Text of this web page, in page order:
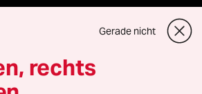
Gerade nicht
rechts